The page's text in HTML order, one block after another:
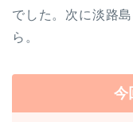
でした。次に淡路
ら。
今